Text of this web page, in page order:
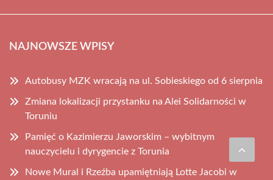
NAJNOWSZE WPISY
Autobusy MZK wracają na ul. Sobieskiego od 6 sierpnia
Zmiana lokalizacji przystanku na Alei Solidarności w
Toruniu
Pamięć o Kazimierzu Jaworskim – wybitnym
nauczycielu i dyrygencie z Torunia
Nowe Mural i Rzeźba upamiętniają Lotte Jacobi w